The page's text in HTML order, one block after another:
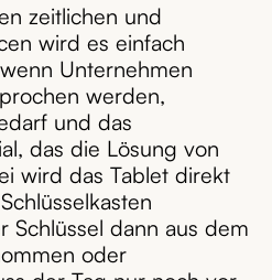
zeitlichen und
wird es einfach
Unternehmen
werden,
und das
das die Lösung von
wird das Tablet direkt
Schlüssel dann aus dem
oder